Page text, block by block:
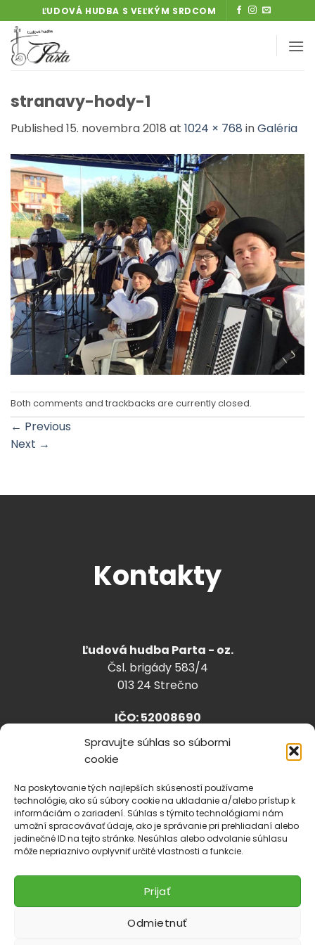
Spravujte súhlas so súbormi
cookie
Na poskytovanie tých najlepších skúseností používame
technológie, ako sú súbory cookie na ukladanie a/alebo prístup k
informáciám o zariadení. Súhlas s týmito technológiami nám
umožní spracovávať údaje, ako je správanie pri prehliadaní alebo
jedinečné ID na tejto stránke. Nesúhlas alebo odvolanie súhlasu
môže nepriaznivo ovplyvniť určité vlastnosti a funkcie.
Prijať
Odmietnuť
to
content
ĽUDOVÁ HUDBA S VEĽKÝM SRDCOM
stranavy-hody-1
Published15. novembra 2018 at 1024 × 768 inGaléria
Both comments and trackbacks are currently closed.
← Previous
Next →
Kontakty
Ľudová hudba Parta - oz.
Čsl. brigády 583/4
013 24 Strečno
IČO: 52008690
+421918 530 888
Cookies